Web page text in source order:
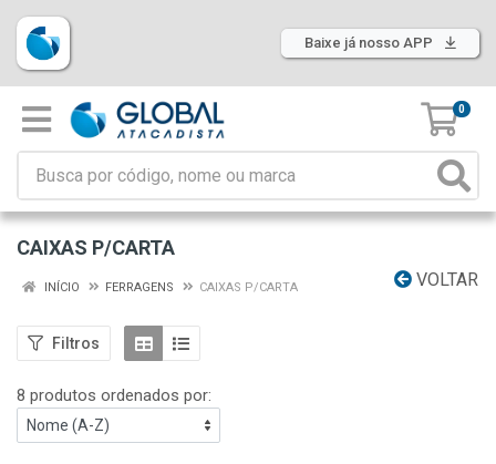
Baixe já nosso APP
0
CAIXAS P/CARTA
VOLTAR
INÍCIO FERRAGENS CAIXAS P/CARTA
Filtros
8 produtos ordenados por: